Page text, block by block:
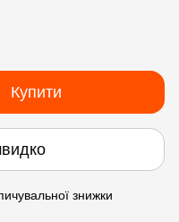
Купити
знижки